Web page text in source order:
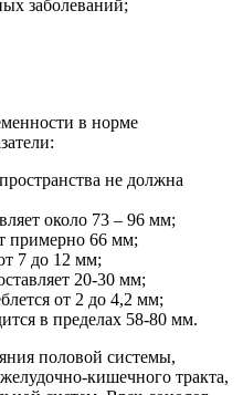
заболеваний;
в норме
не должна
около 73 – 96 мм;
примерно 66 мм;
7 до 12 мм;
20-30 мм;
от 2 до 4,2 мм;
в пределах 58-80 мм.
половой системы,
кишечного тракта,